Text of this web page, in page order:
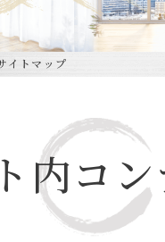
イトマップ
内コ